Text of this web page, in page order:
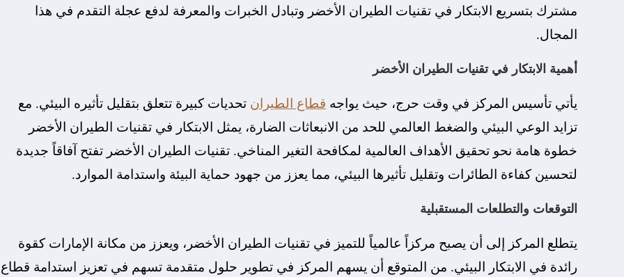
مشترك بتسريع الابتكار في تقنيات الطيران الأخضر وتبادل الخبرات والمعرفة لدفع عجلة التقدم في هذا
المجال.
أهمية الابتكار في تقنيات الطيران الأخضر
يأتي تأسيس المركز في وقت حرج، حيث يواجه قطاع الطيران تحديات كبيرة تتعلق بتقليل تأثيره البيئي. مع
تزايد الوعي البيئي والضغط العالمي للحد من الانبعاثات الضارة، يمثل الابتكار في تقنيات الطيران الأخضر
خطوة هامة نحو تحقيق الأهداف العالمية لمكافحة التغير المناخي. تقنيات الطيران الأخضر تفتح آفاقاً جديدة
لتحسين كفاءة الطائرات وتقليل تأثيرها البيئي، مما يعزز من جهود حماية البيئة واستدامة الموارد.
التوقعات والتطلعات المستقبلية
يتطلع المركز إلى أن يصبح مركزاً عالمياً للتميز في تقنيات الطيران الأخضر، ويعزز من مكانة الإمارات كقوة
رائدة في الابتكار البيئي. من المتوقع أن يسهم المركز في تطوير حلول متقدمة تسهم في تعزيز استدامة قطاع